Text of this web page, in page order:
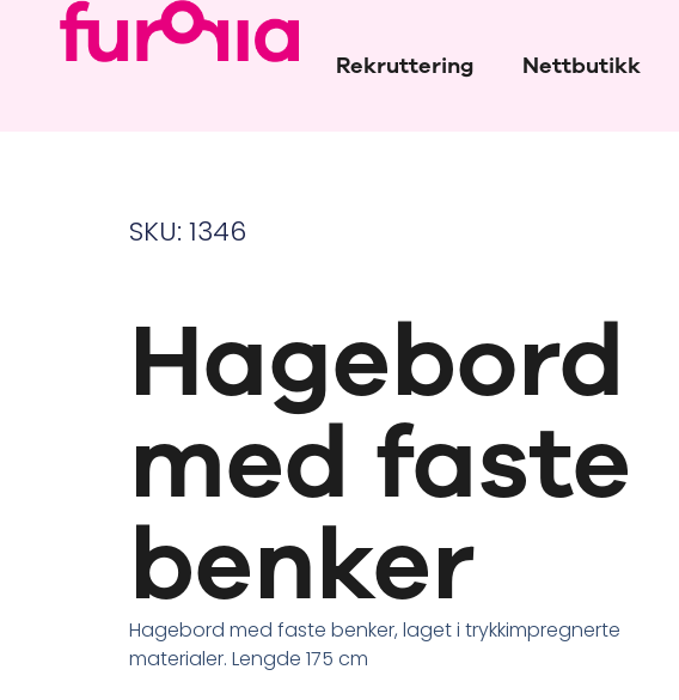
Rekruttering Nettbutikk
SKU: 1346
Hagebord
med faste
benker
Hagebord med faste benker, laget i trykkimpregnerte
materialer. Lengde 175 cm